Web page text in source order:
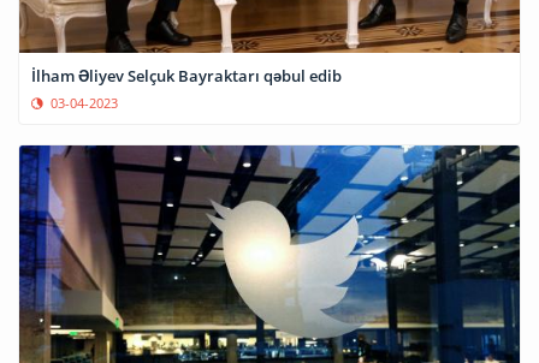
İlham Əliyev Selçuk Bayraktarı qəbul edib
03-04-2023